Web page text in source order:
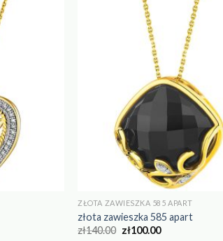
ZŁOTA ZAWIESZKA 585 APART
złota zawieszka 585 apart
zł140.00 zł100.00